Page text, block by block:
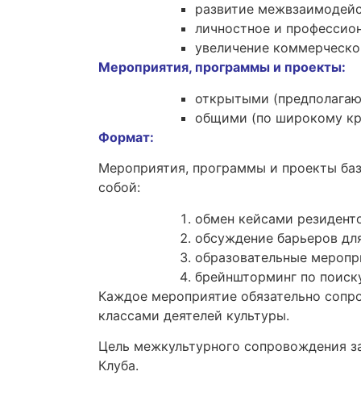
развитие
личностное и
увеличение
Мероприятия, программы и проекты:
открытыми
общими (по широкому
Формат:
Мероприятия, программы и проекты
собой:
обмен кейсами
обсуждение барьеров
образовательные
брейншторминг по
Каждое мероприятие обязательно
классами деятелей культуры.
Цель межкультурного сопровождения
Клуба.